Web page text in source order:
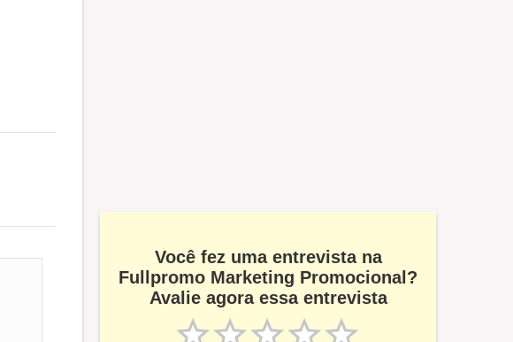
Você fez uma entrevista na
Fullpromo Marketing Promocional?
Avalie agora essa entrevista